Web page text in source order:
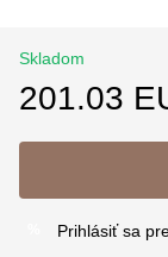
Skladom
201.03
Prihlásiť sa